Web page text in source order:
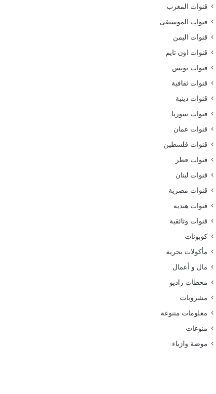
قنوات المغرب
قنوات الموسيقى
قنوات اليمن
قنوات اون تايم
قنوات تونس
قنوات ثقافية
قنوات دينية
قنوات سوريا
قنوات عمان
قنوات فلسطين
قنوات قطر
قنوات لبنان
قنوات مصرية
قنوات هنديه
قنوات وثائقية
كوبونات
مأكولات بحرية
مال و أعمال
محطات راديو
مشروبات
معلومات متنوعة
منوعات
موضة وازياء